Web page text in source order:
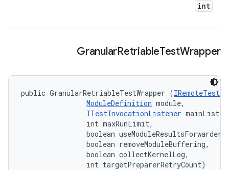
int
GranularRetriableTestWrapper
public GranularRetriableTestWrapper (IRemoteTest
ModuleDefinition module,
ITestInvocationListener
                int maxRunLimit,
boolean
                boolean removeModuleBuffering,
                boolean collectKernelLog,
                int targetPreparerRetryCount)